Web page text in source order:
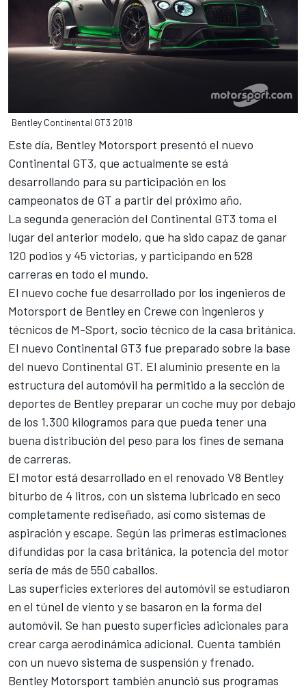
Bentley Continental GT3 2018
Este día, Bentley Motorsport presentó el nuevo
Continental GT3, que actualmente se está
desarrollando para su participación en los
campeonatos de GT a partir del próximo año.
La segunda generación del Continental GT3 toma el
lugar del anterior modelo, que ha sido capaz de ganar
120 podios y 45 victorias, y participando en 528
carreras en todo el mundo.
El nuevo coche fue desarrollado por los ingenieros de
Motorsport de Bentley en Crewe con ingenieros y
técnicos de M-Sport, socio técnico de la casa británica.
El nuevo Continental GT3 fue preparado sobre la base
del nuevo Continental GT. El aluminio presente en la
estructura del automóvil ha permitido a la sección de
deportes de Bentley preparar un coche muy por debajo
de los 1.300 kilogramos para que pueda tener una
buena distribución del peso para los fines de semana
de carreras.
El motor está desarrollado en el renovado V8 Bentley
biturbo de 4 litros, con un sistema lubricado en seco
completamente rediseñado, así como sistemas de
aspiración y escape. Según las primeras estimaciones
difundidas por la casa británica, la potencia del motor
sería de más de 550 caballos.
Las superficies exteriores del automóvil se estudiaron
en el túnel de viento y se basaron en la forma del
automóvil. Se han puesto superficies adicionales para
crear carga aerodinámica adicional. Cuenta también
con un nuevo sistema de suspensión y frenado.
Bentley Motorsport también anunció sus programas